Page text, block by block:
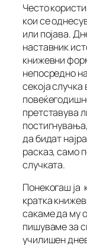
Често
кои се
или појава.
наставник
книжевни
непосредно
секоја
претставува
да бидат
расказ, само
случката.
Понекогаш ја
кратка
сакаме да му
пишуваме за
училишен